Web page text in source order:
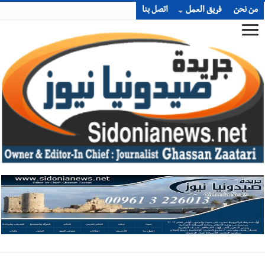
من نحن فريق العمل اتصل بنا